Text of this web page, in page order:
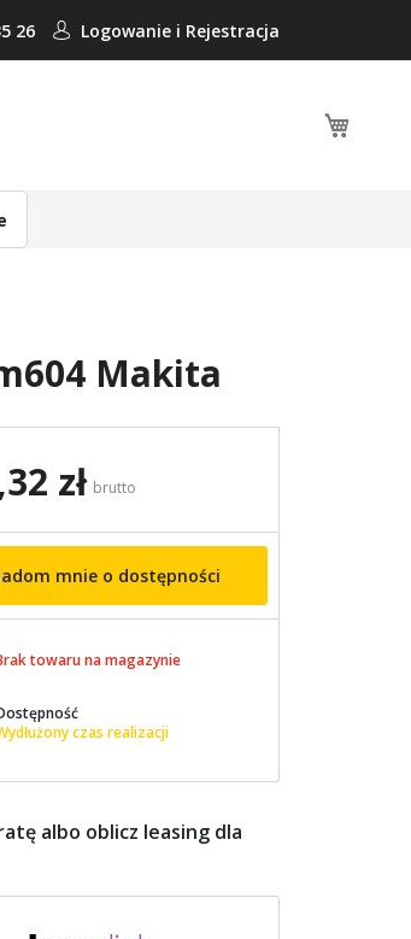
26 Logowanie i Rejestracja
Makita
zł brutto
mnie o dostępności
towaru na magazynie
czas realizacji
albo oblicz leasing dla